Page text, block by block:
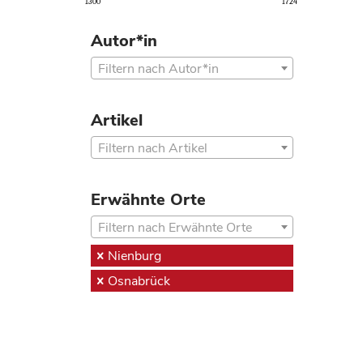
Autor*in
Filtern nach Autor*in
Artikel
Filtern nach Artikel
Erwähnte Orte
Filtern nach Erwähnte Orte
Nienburg
Osnabrück